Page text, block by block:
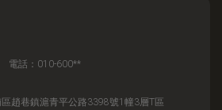
電話：010-600**
趙巷鎮滬青平公路3398號1幢3層T區